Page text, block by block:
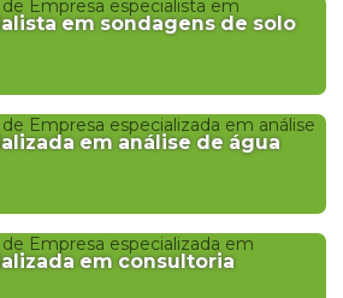
em sondagens de solo
em análise de água
em consultoria